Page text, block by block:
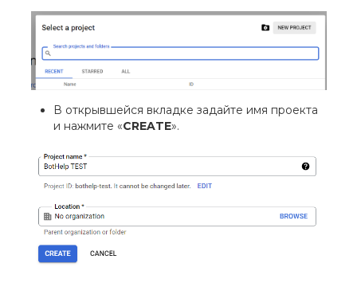
В открывшейся вкладке задайте имя проекта
и нажмите «CREATE».